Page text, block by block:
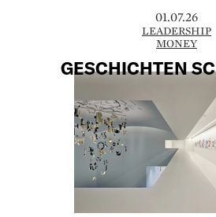
01.07.26
LEADERSHIP
MONEY
GESCHICHTEN